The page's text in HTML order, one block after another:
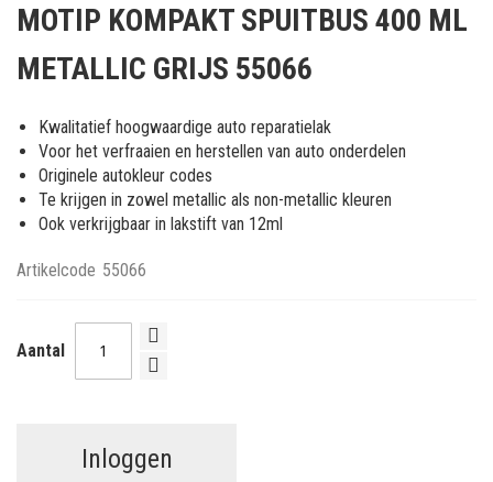
het
van
afbeeldingen-
gallerij
MOTIP KOMPAKT SPUITBUS 400 ML
METALLIC GRIJS 55066
Kwalitatief hoogwaardige auto reparatielak
Voor het verfraaien en herstellen van auto onderdelen
Originele autokleur codes
Te krijgen in zowel metallic als non-metallic kleuren
Ook verkrijgbaar in lakstift van 12ml
Artikelcode 55066
Aantal
Inloggen